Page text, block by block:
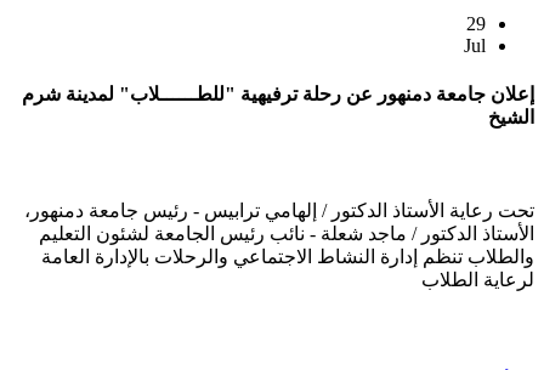
29
Jul
إعلان جامعة دمنهور عن رحلة ترفيهية "للطــــــلاب" لمدينة شرم
الشيخ
تحت رعاية الأستاذ الدكتور / إلهامي ترابيس - رئيس جامعة دمنهور،
الأستاذ الدكتور / ماجد شعلة - نائب رئيس الجامعة لشئون التعليم
والطلاب تنظم إدارة النشاط الاجتماعي والرحلات بالإدارة العامة
لرعاية الطلاب